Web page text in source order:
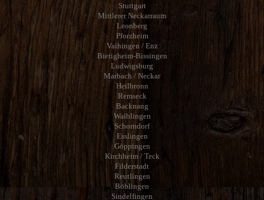
Stuttgart
Mittlerer Neckarraum
Leonberg
Pforzheim
Vaihingen / Enz
Bietigheim-Bissingen
Ludwigsburg
Marbach / Neckar
Heilbronn
Remseck
Backnang
Waiblingen
Schorndorf
Esslingen
Göppingen
Kirchheim / Teck
Filderstadt
Reutlingen
Böblingen
Sindelfingen